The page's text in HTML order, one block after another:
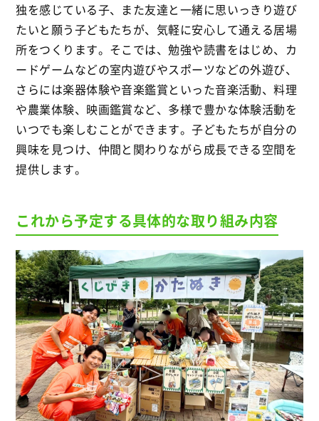
独を感じている子、また友達と一緒に思いっきり遊び
たいと願う子どもたちが、気軽に安心して通える居場
所をつくります。そこでは、勉強や読書をはじめ、カ
ードゲームなどの室内遊びやスポーツなどの外遊び、
さらには楽器体験や音楽鑑賞といった音楽活動、料理
や農業体験、映画鑑賞など、多様で豊かな体験活動を
いつでも楽しむことができます。子どもたちが自分の
興味を見つけ、仲間と関わりながら成長できる空間を
提供します。
これから予定する具体的な取り組み内容